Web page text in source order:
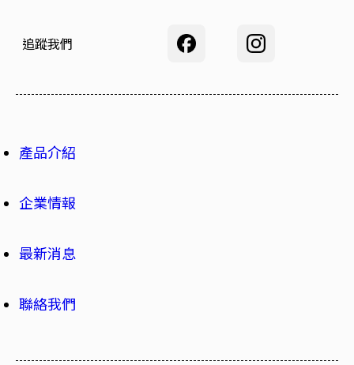
產品介紹
企業情報
最新消息
聯絡我們
追蹤我們